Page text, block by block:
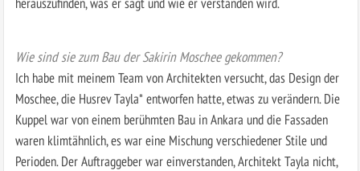
Wie sind sie zum Bau der Sakirin Moschee gekommen?
Ich habe mit meinem Team von Architekten versucht, das Design der
Moschee, die Husrev Tayla* entworfen hatte, etwas zu verändern. Die
Kuppel war von einem berühmten Bau in Ankara und die Fassaden
waren klimtähnlich, es war eine Mischung verschiedener Stile und
Perioden. Der Auftraggeber war einverstanden, Architekt Tayla nicht,